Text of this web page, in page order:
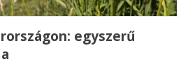
egyszerű